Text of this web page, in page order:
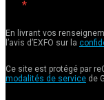
En livrant vos
l’avis d’EXFO sur la
Ce site est protégé par
modalités de service de